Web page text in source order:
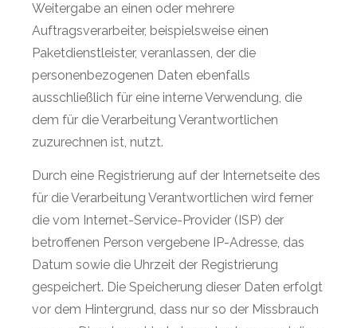
Weitergabe an einen oder mehrere
Auftragsverarbeiter, beispielsweise einen
Paketdienstleister, veranlassen, der die
personenbezogenen Daten ebenfalls
ausschließlich für eine interne Verwendung, die
dem für die Verarbeitung Verantwortlichen
zuzurechnen ist, nutzt.
Durch eine Registrierung auf der Internetseite des
für die Verarbeitung Verantwortlichen wird ferner
die vom Internet-Service-Provider (ISP) der
betroffenen Person vergebene IP-Adresse, das
Datum sowie die Uhrzeit der Registrierung
gespeichert. Die Speicherung dieser Daten erfolgt
vor dem Hintergrund, dass nur so der Missbrauch